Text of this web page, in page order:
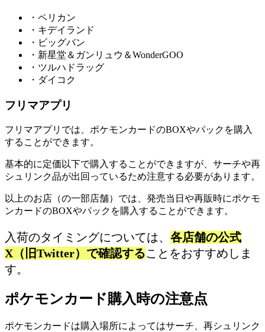
・ペリカン
・キデイランド
・ビッグバン
・新星堂＆ガンリュウ＆WonderGOO
・ツルハドラッグ
・ダイコク
フリマアプリ
フリマアプリでは、ポケモンカードのBOXやパックを購入
することができます。
基本的に定価以下で購入することができますが、サーチや再
シュリンク品が出回っているため注意する必要があります。
以上のお店（の一部店舗）では、発売当日や再販時にポケモ
ンカードのBOXやパックを購入することができます。
入荷のタイミングについては、 各店舗の公式
X（旧Twitter）で確認することをおすすめしま
す。
ポケモンカード購入時の注意点
ポケモンカードは購入場所によってはサーチ、再シュリンク